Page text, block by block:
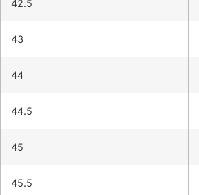
42.5
43
44
44.5
45
45.5